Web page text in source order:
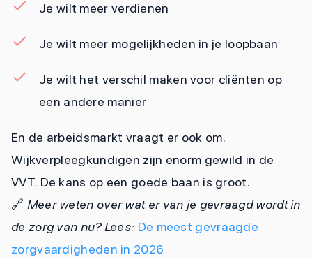
Je wilt meer verdienen
Je wilt meer mogelijkheden in je loopbaan
Je wilt het verschil maken voor cliënten op
een andere manier
En de arbeidsmarkt vraagt er ook om.
Wijkverpleegkundigen zijn enorm gewild in de
VVT. De kans op een goede baan is groot.
🔗 Meer weten over wat er van je gevraagd wordt in
de zorg van nu? Lees: De meest gevraagde
zorgvaardigheden in 2026